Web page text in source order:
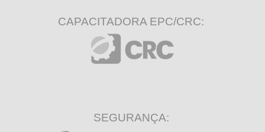
CAPACITADORA EPC/CRC:
SEGURANÇA: